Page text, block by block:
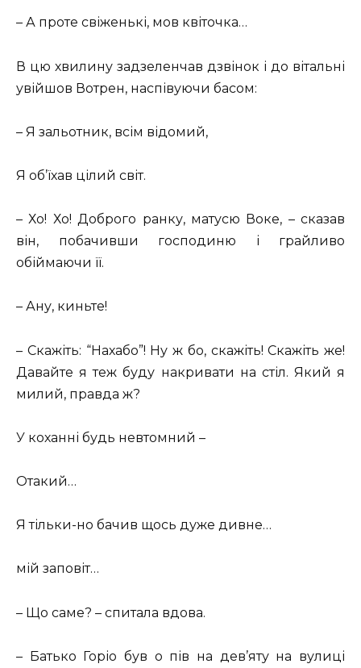
– А проте свіженькі, мов квіточка…
В цю хвилину задзеленчав дзвінок і до вітальні
увійшов Вотрен, наспівуючи басом:
– Я зальотник, всім відомий,
Я об’їхав цілий світ.
– Хо! Хо! Доброго ранку, матусю Воке, – сказав
він, побачивши господиню і грайливо
обіймаючи її.
– Ану, киньте!
– Скажіть: “Нахабо”! Ну ж бо, скажіть! Скажіть же!
Давайте я теж буду накривати на стіл. Який я
милий, правда ж?
У коханні будь невтомний –
Отакий…
Я тільки-но бачив щось дуже дивне…
мій заповіт…
– Що саме? – спитала вдова.
– Батько Горіо був о пів на дев’яту на вулиці